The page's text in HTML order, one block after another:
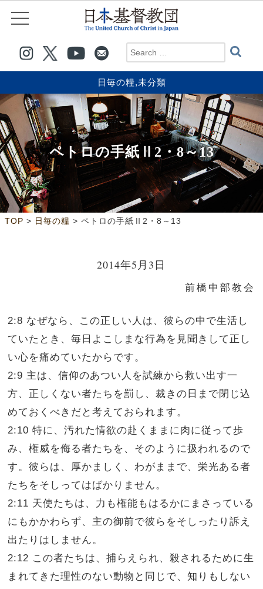
日毎の糧,未分類
ペトロの手紙Ⅱ2・8～13
TOP > 日毎の糧 > ペトロの手紙Ⅱ2・8～13
2014年5月3日
前橋中部教会
2:8 なぜなら、この正しい人は、彼らの中で生活し
ていたとき、毎日よこしまな行為を見聞きして正し
い心を痛めていたからです。
2:9 主は、信仰のあつい人を試練から救い出す一
方、正しくない者たちを罰し、裁きの日まで閉じ込
めておくべきだと考えておられます。
2:10 特に、汚れた情欲の赴くままに肉に従って歩
み、権威を侮る者たちを、そのように扱われるので
す。彼らは、厚かましく、わがままで、栄光ある者
たちをそしってはばかりません。
2:11 天使たちは、力も権能もはるかにまさっている
にもかかわらず、主の御前で彼らをそしったり訴え
出たりはしません。
2:12 この者たちは、捕らえられ、殺されるために生
まれてきた理性のない動物と同じで、知りもしない